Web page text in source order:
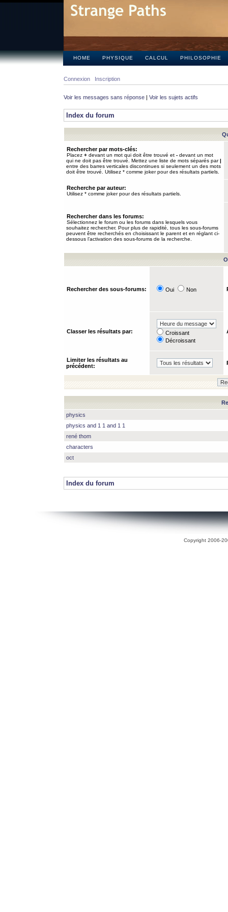
HOME PHYSIQUE CALCUL PHILOSOPHIE
Connexion Inscription
Voir les messages sans réponse | Voir les sujets actifs
Index du forum
Rechercher par mots-clés:
Placez + devant un mot qui doit être trouvé et - devant un mot
qui ne doit pas être trouvé. Mettez une liste de mots séparés par|
entre des barres verticales discontinues si seulement un des mots
doit être trouvé. Utilisez * comme joker pour des résultats partiels.
Recherche par auteur:
Utilisez * comme joker pour des résultats partiels.
Rechercher dans les forums:
Sélectionnez le forum ou les forums dans lesquels vous
souhaitez rechercher. Pour plus de rapidité, tous les sous-forums
peuvent être recherchés en choisissant le parent et en réglant ci-
dessous l’activation des sous-forums de la recherche.
Rechercher des sous-forums: Oui Non
Classer les résultats par:
Croissant
Décroissant
Limiter les résultats au
précédent:
physics
physics and 1 1 and 1 1
rené thom
characters
oct
Index du forum
Copyright 2006-